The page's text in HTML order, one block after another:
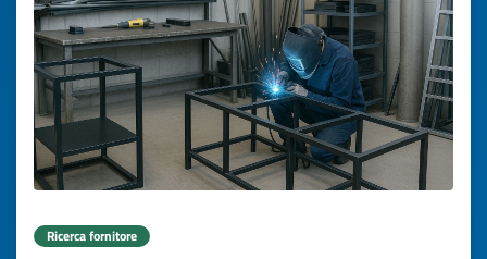
Ricerca fornitore